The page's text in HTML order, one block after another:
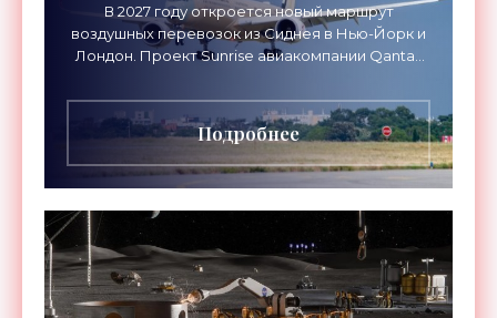
В 2027 году откроется новый маршрут
воздушных перевозок из Сиднея в Нью-Йорк и
Лондон. Проект Sunrise авиакомпании Qantas
длительностью до 24
Подробнее